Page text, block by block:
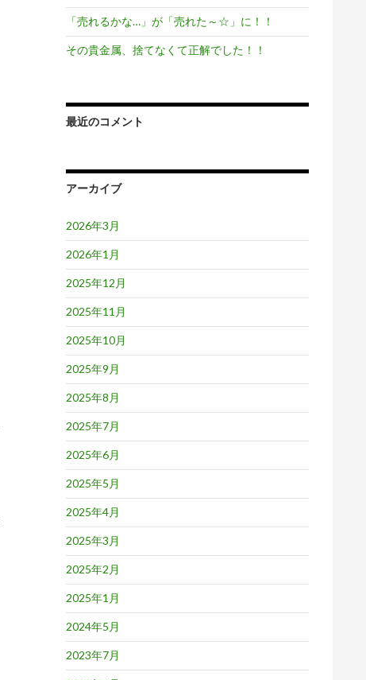
「売れるかな…」が「売れた～☆」に！！
その貴金属、捨てなくて正解でした！！
最近のコメント
アーカイブ
2026年3月
2026年1月
2025年12月
2025年11月
2025年10月
2025年9月
2025年8月
2025年7月
2025年6月
2025年5月
2025年4月
2025年3月
2025年2月
2025年1月
2024年5月
2023年7月